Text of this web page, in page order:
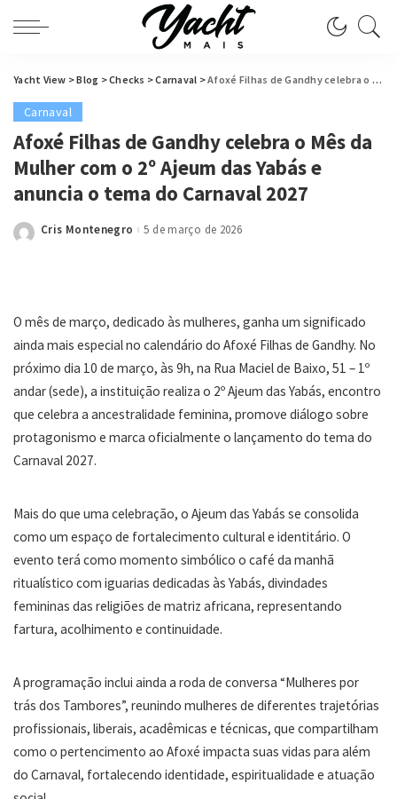
Yacht View >Blog >Checks >Carnaval >Afoxé Filhas de Gandhy celebra o Mês da Mulher com o 2º Ajeum das Yabás e anuncia o tema do Carnaval 2027
Carnaval
Afoxé Filhas de Gandhy celebra o Mês da
Mulher com o 2º Ajeum das Yabás e
anuncia o tema do Carnaval 2027
Posted
Cris Montenegro 5 de março de 2026
O mês de março, dedicado às mulheres, ganha um significado
ainda mais especial no calendário do Afoxé Filhas de Gandhy. No
próximo dia 10 de março, às 9h, na Rua Maciel de Baixo, 51 – 1º
andar (sede), a instituição realiza o 2º Ajeum das Yabás, encontro
que celebra a ancestralidade feminina, promove diálogo sobre
protagonismo e marca oficialmente o lançamento do tema do
Carnaval 2027.
Mais do que uma celebração, o Ajeum das Yabás se consolida
como um espaço de fortalecimento cultural e identitário. O
evento terá como momento simbólico o café da manhã
ritualístico com iguarias dedicadas às Yabás, divindades
femininas das religiões de matriz africana, representando
fartura, acolhimento e continuidade.
A programação inclui ainda a roda de conversa “Mulheres por
trás dos Tambores”, reunindo mulheres de diferentes trajetórias
profissionais, liberais, acadêmicas e técnicas, que compartilham
como o pertencimento ao Afoxé impacta suas vidas para além
do Carnaval, fortalecendo identidade, espiritualidade e atuação